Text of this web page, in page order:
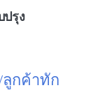
ปรุง
ลูกค้าทัก